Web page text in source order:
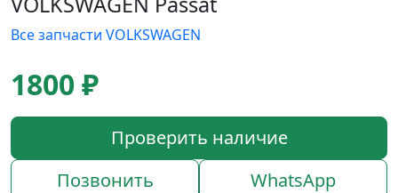
Все запчасти VOLKSWAGEN
1800 ₽
Проверить наличие
Позвонить
WhatsApp